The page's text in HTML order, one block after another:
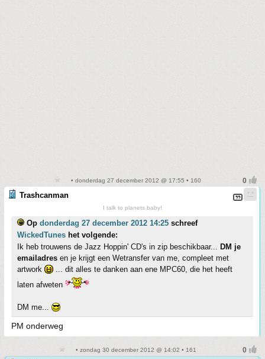
• donderdag 27 december 2012 @ 17:55 • 160
Trashcanman
I talk to planets baby!
Op donderdag 27 december 2012 14:25 schreef
WickedTunes het volgende:
Ik heb trouwens de Jazz Hoppin' CD's in zip beschikbaar... DM je
emailadres en je krijgt een Wetransfer van me, compleet met
artwork
... dit alles te danken aan ene MPC60, die het heeft
laten afweten
DM me...
PM onderweg
• zondag 30 december 2012 @ 14:02 • 161